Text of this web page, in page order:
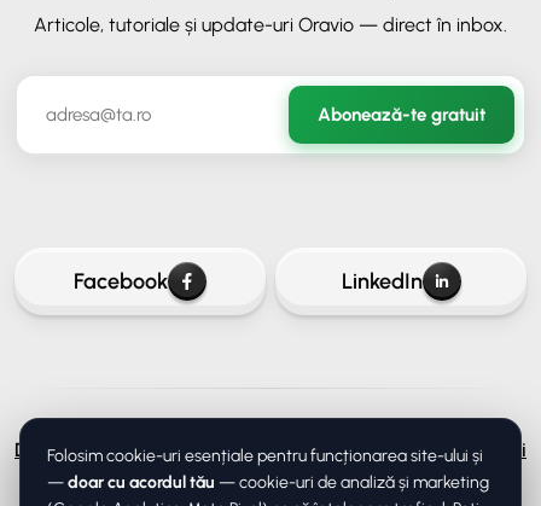
Articole, tutoriale și update-uri Oravio — direct în inbox.
Abonează-te gratuit
Facebook LinkedIn
DespreServiciiPrețuriBlogContactConfidențialitateTermeni
DPA (procesarea datelor)Setări cookie-uri
Folosim cookie-uri esențiale pentru funcționarea site-ului și
—doar cu acordul tău — cookie-uri de analiză și marketing
ORAVIO - Asistent AI
Lasă-ne adresa ta de email ca să continui conversația.
Continuă fără email